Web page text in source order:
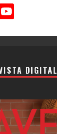
DIGITAL